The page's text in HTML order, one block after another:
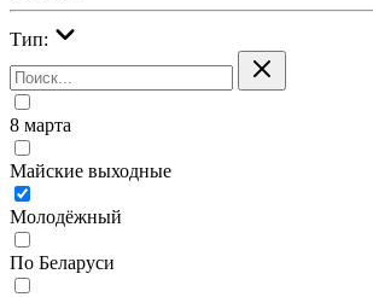
Тип:
8 марта
Майские выходные
Молодёжный
По Беларуси